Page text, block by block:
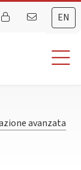
EN
avanzata